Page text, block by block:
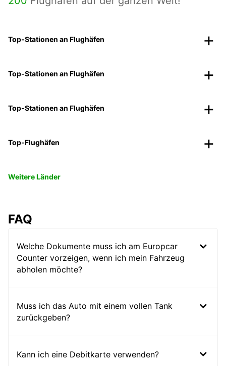
Top-Stationen an Flughäfen
Top-Stationen an Flughäfen
Top-Stationen an Flughäfen
Top-Flughäfen
Weitere Länder
FAQ
Welche Dokumente muss ich am Europcar
Counter vorzeigen, wenn ich mein Fahrzeug
abholen möchte?
Muss ich das Auto mit einem vollen Tank
zurückgeben?
Kann ich eine Debitkarte verwenden?